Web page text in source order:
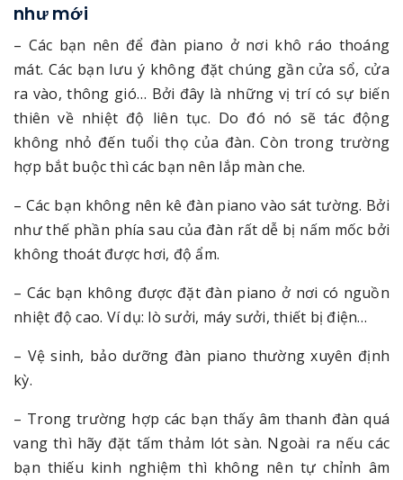
như mới
– Các bạn nên để đàn piano ở nơi khô ráo thoáng
mát. Các bạn lưu ý không đặt chúng gần cửa sổ, cửa
ra vào, thông gió… Bởi đây là những vị trí có sự biến
thiên về nhiệt độ liên tục. Do đó nó sẽ tác động
không nhỏ đến tuổi thọ của đàn. Còn trong trường
hợp bắt buộc thì các bạn nên lắp màn che.
– Các bạn không nên kê đàn piano vào sát tường. Bởi
như thế phần phía sau của đàn rất dễ bị nấm mốc bởi
không thoát được hơi, độ ẩm.
– Các bạn không được đặt đàn piano ở nơi có nguồn
nhiệt độ cao. Ví dụ: lò sưởi, máy sưởi, thiết bị điện…
– Vệ sinh, bảo dưỡng đàn piano thường xuyên định
kỳ.
– Trong trường hợp các bạn thấy âm thanh đàn quá
vang thì hãy đặt tấm thảm lót sàn. Ngoài ra nếu các
bạn thiếu kinh nghiệm thì không nên tự chỉnh âm